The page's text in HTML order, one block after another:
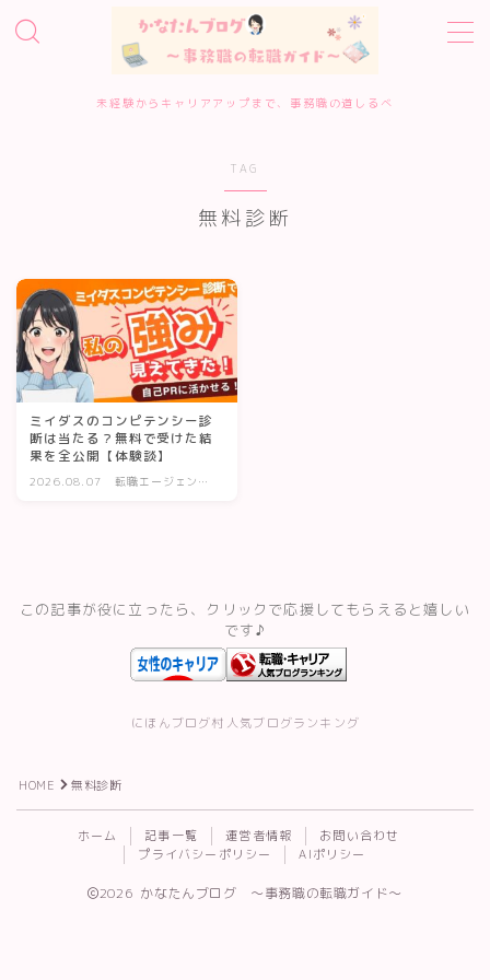
未経験からキャリアアップまで、事務職の道しるべ
事務職転職サービス診断
転職エージェント10選
転職準備・進め方
エージェント・サイトの評判
履歴書・面接対策
Follow Me
TAG
無料診断
ミイダスのコンピテンシー診
断は当たる？無料で受けた結
果を全公開【体験談】
2026.08.07
転職エージェン
この記事が役に立ったら、クリックで応援してもらえると嬉しい
です♪
にほんブログ村 人気ブログランキング
HOME 無料診断
ホーム 記事一覧 運営者情報
お問い合わせ
プライバシーポリシー
AIポリシー
2026 かなたんブログ 〜事務職の転職ガイド〜